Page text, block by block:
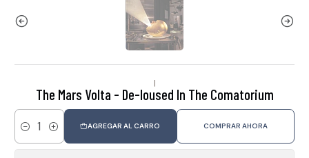
|
The Mars Volta - De-loused In The Comatorium
Cantidad
AGREGAR AL CARRO COMPRAR AHORA